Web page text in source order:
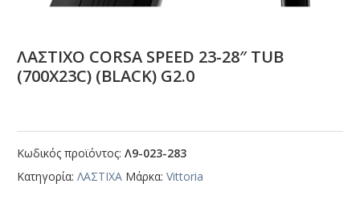
ΛΑΣΤΙΧΟ CΟRSΑ SΡΕΕD 23-28″ ΤUΒ
(700Χ23C) (ΒLΑCΚ) G2.0
Κωδικός προϊόντος:Λ9-023-283
Κατηγορία:ΛΑΣΤΙΧΑ Μάρκα:Vittoria